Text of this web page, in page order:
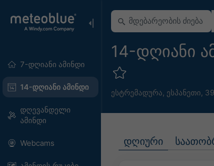
7-დღიანი ამინდი
14-დღიანი ამინდი
დღევანდელი
ამინდი
Webcams
14-დღიანი
ესტრემადურა, ესპანეთი,
დღიური